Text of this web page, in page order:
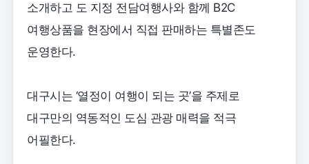
소개하고 도 지정 전담여행사와 함께 B2C
여행상품을 현장에서 직접 판매하는 특별존도
운영한다.
대구시는 ‘열정이 여행이 되는 곳’을 주제로
대구만의 역동적인 도심 관광 매력을 적극
어필한다.